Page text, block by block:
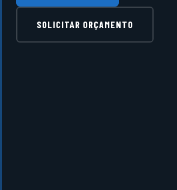
SOLICITAR ORÇAMENTO